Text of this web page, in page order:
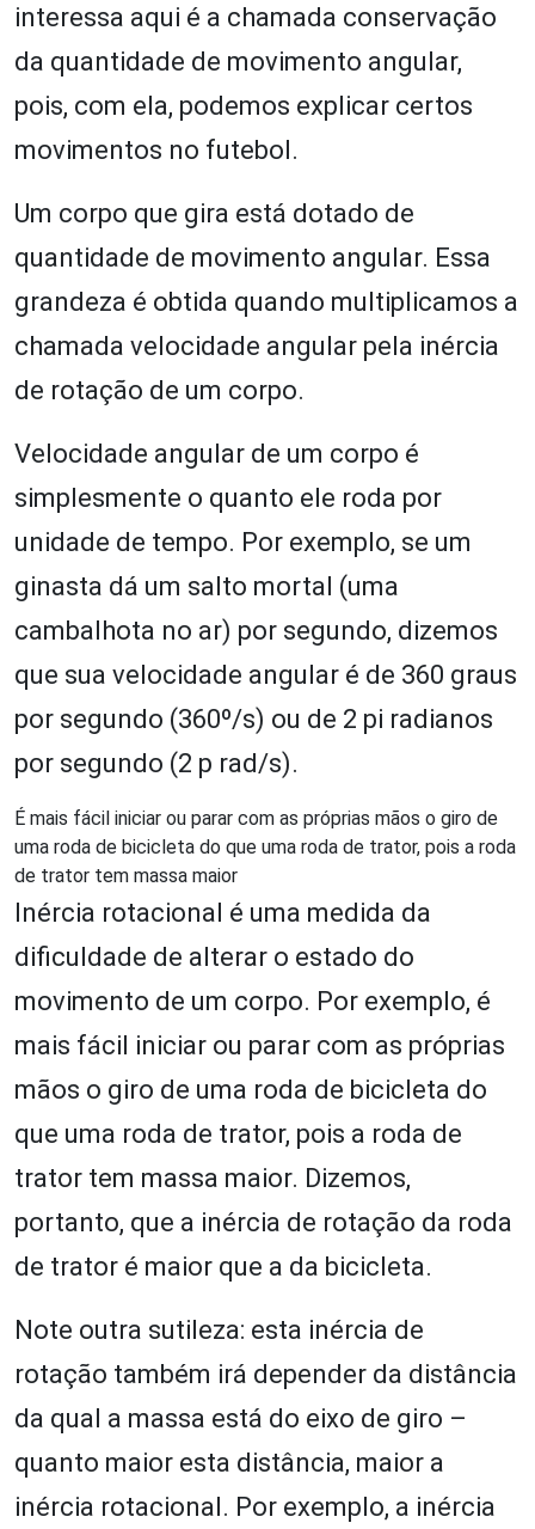
interessa aqui é a chamada conservação
da quantidade de movimento angular,
pois, com ela, podemos explicar certos
movimentos no futebol.
Um corpo que gira está dotado de
quantidade de movimento angular. Essa
grandeza é obtida quando multiplicamos a
chamada velocidade angular pela inércia
de rotação de um corpo.
Velocidade angular de um corpo é
simplesmente o quanto ele roda por
unidade de tempo. Por exemplo, se um
ginasta dá um salto mortal (uma
cambalhota no ar) por segundo, dizemos
que sua velocidade angular é de 360 graus
por segundo (360º/s) ou de 2 pi radianos
por segundo (2 p rad/s).
É mais fácil iniciar ou parar com as próprias mãos o giro de
uma roda de bicicleta do que uma roda de trator, pois a roda
de trator tem massa maior
Inércia rotacional é uma medida da
dificuldade de alterar o estado do
movimento de um corpo. Por exemplo, é
mais fácil iniciar ou parar com as próprias
mãos o giro de uma roda de bicicleta do
que uma roda de trator, pois a roda de
trator tem massa maior. Dizemos,
portanto, que a inércia de rotação da roda
de trator é maior que a da bicicleta.
Note outra sutileza: esta inércia de
rotação também irá depender da distância
da qual a massa está do eixo de giro –
quanto maior esta distância, maior a
inércia rotacional. Por exemplo, a inércia